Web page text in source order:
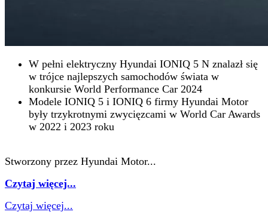
W pełni elektryczny Hyundai IONIQ 5 N znalazł się
w trójce najlepszych samochodów świata w
konkursie World Performance Car 2024
Modele IONIQ 5 i IONIQ 6 firmy Hyundai Motor
były trzykrotnymi zwycięzcami w World Car Awards
w 2022 i 2023 roku
Stworzony przez Hyundai Motor...
Czytaj więcej...
Czytaj więcej...